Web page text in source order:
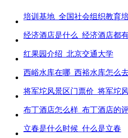
培训基地_全国社会组织教育
经济酒店是什么_经济酒店都
红果园介绍_北京交通大学
西峪水库在哪_西裕水库怎么
将军坨风景区门票价_将军坨
布丁酒店怎么样_布丁酒店的
立春是什么时候_什么是立春